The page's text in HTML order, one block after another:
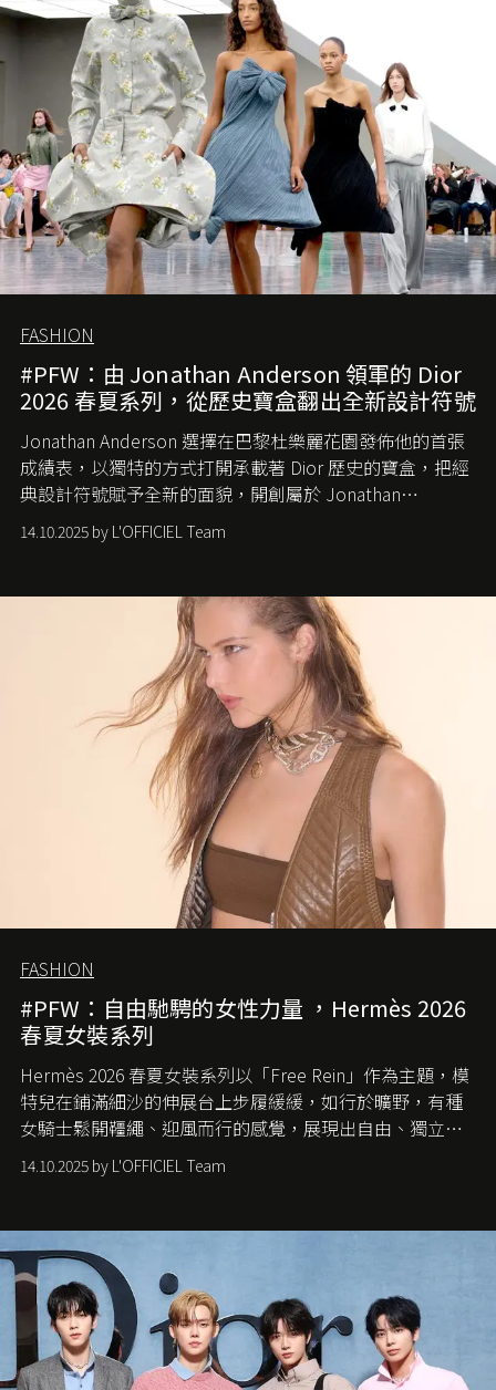
的首作所造成的話題及關注度，我們便知道 Demna 沒這麼
簡單，一個嶄新的 Gucci 時代已經展開！
FASHION
#PFW：由 Jonathan Anderson 領軍的 Dior
2026 春夏系列，從歷史寶盒翻出全新設計符號
Jonathan Anderson 選擇在巴黎杜樂麗花園發佈他的首張
成績表，以獨特的方式打開承載著 Dior 歷史的寶盒，把經
典設計符號賦予全新的面貌，開創屬於 Jonathan
Anderson 的 Dior 時代。
14.10.2025 by L'OFFICIEL Team
FASHION
#PFW：自由馳騁的女性力量 ，Hermès 2026
春夏女裝系列
Hermès 2026 春夏女裝系列以「Free Rein」作為主題，模
特兒在鋪滿細沙的伸展台上步履緩緩，如行於曠野，有種
女騎士鬆開韁繩、迎風而行的感覺，展現出自由、獨立與
從容的態度。
14.10.2025 by L'OFFICIEL Team